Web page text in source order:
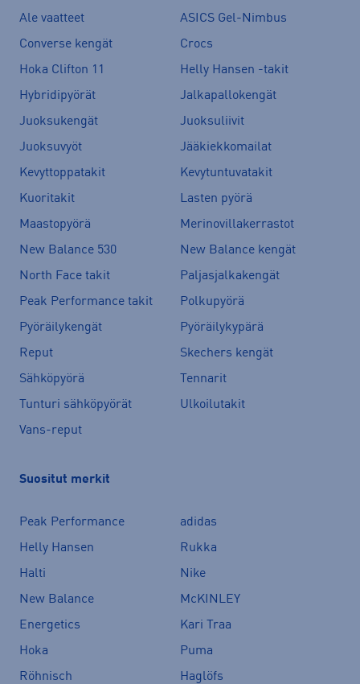
Ale vaatteet
ASICS Gel-Nimbus
Converse kengät
Crocs
Hoka Clifton 11
Helly Hansen -takit
Hybridipyörät
Jalkapallokengät
Juoksukengät
Juoksuliivit
Juoksuvyöt
Jääkiekkomailat
Kevyttoppatakit
Kevytuntuvatakit
Kuoritakit
Lasten pyörä
Maastopyörä
Merinovillakerrastot
New Balance 530
New Balance kengät
North Face takit
Paljasjalkakengät
Peak Performance takit
Polkupyörä
Pyöräilykengät
Pyöräilykypärä
Reput
Skechers kengät
Sähköpyörä
Tennarit
Tunturi sähköpyörät
Ulkoilutakit
Vans-reput
Suositut merkit
Peak Performance
adidas
Helly Hansen
Rukka
Halti
Nike
New Balance
McKINLEY
Energetics
Kari Traa
Hoka
Puma
Röhnisch
Haglöfs